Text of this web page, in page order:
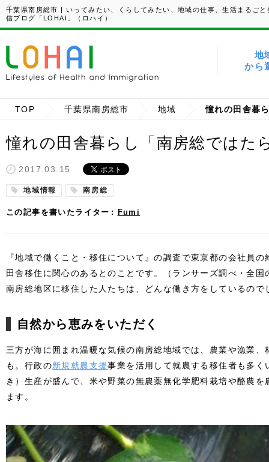
千葉県南房総市 | いってみたい、くらしてみたい、地域の仕事、生活まるごと
信ブログ「LOHAI」（ロハイ）
地
から
TOP 千葉県南房総市 地域 憧れの田舎暮
憧れの田舎暮らし「南房総ではた
2017.03.15
地域情報 南房総
この記事を書いたライター Fumi
『地域で働くこと・移住について』の調査で東京都の会社員
田舎移住に関心のあるとのことです。（ランサーズ調べ・全
南房総地区に移住した人たちは、どんな働き方をしているので
自然から恵みをいただく
三方が海に囲まれ温暖な気候の南房総地域では、農業や漁業
も。行政の新規就農支援事業を活用して就農する移住者も多
き）生産が盛んで、米や野菜の無農薬無化学肥料栽培や酪農
ます。